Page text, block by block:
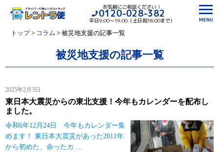
お気軽にご相談ください！
0120-028-382
平日9:00〜19:00（土日祝18:00まで）
MENU
トップ> コラム > 被災地支援の記事一覧
被災地支援の記事一覧
2025年2月3日
東日本大震災からの東北支援！今年もカレンダーを配布し
ました。
令和6年12月24日 今年もカレンダー集
めます！ 東日本大震災があった2011年
から初めた、余ったカ …